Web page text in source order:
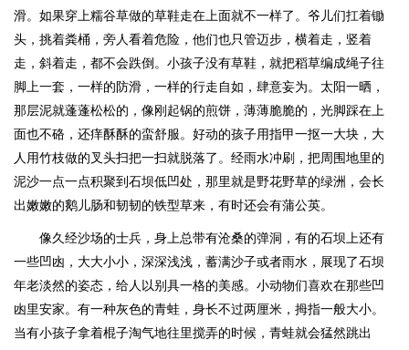
滑。如果穿上糯谷草做的草鞋走在上面就不一样了。爷儿们扛着锄
头，挑着粪桶，旁人看着危险，他们也只管迈步，横着走，竖着
走，斜着走，都不会跌倒。小孩子没有草鞋，就把稻草编成绳子往
脚上一套，一样的防滑，一样的行走自如，肆意妄为。太阳一晒，
那层泥就蓬蓬松松的，像刚起锅的煎饼，薄薄脆脆的，光脚踩在上
面也不硌，还痒酥酥的蛮舒服。好动的孩子用指甲一抠一大块，大
人用竹枝做的叉头扫把一扫就脱落了。经雨水冲刷，把周围地里的
泥沙一点一点积聚到石坝低凹处，那里就是野花野草的绿洲，会长
出嫩嫩的鹅儿肠和韧韧的铁型草来，有时还会有蒲公英。
像久经沙场的士兵，身上总带有沧桑的弹洞，有的石坝上还有
一些凹凼，大大小小，深深浅浅，蓄满沙子或者雨水，展现了石坝
年老淡然的姿态，给人以别具一格的美感。小动物们喜欢在那些凹
凼里安家。有一种灰色的青蛙，身长不过两厘米，拇指一般大小。
当有小孩子拿着棍子淘气地往里搅弄的时候，青蛙就会猛然跳出